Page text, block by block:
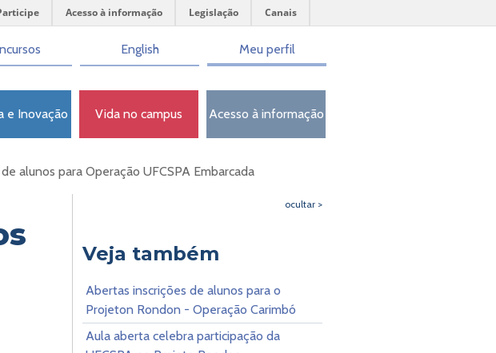
Acesso à informação Legislação Canais
English Meu perfil
e Inovação Vida no campus Acesso à informação
alunos para Operação UFCSPA Embarcada
ocultar >
Veja também
Abertas inscrições de alunos para o
Projeton Rondon - Operação Carimbó
Aula aberta celebra participação da